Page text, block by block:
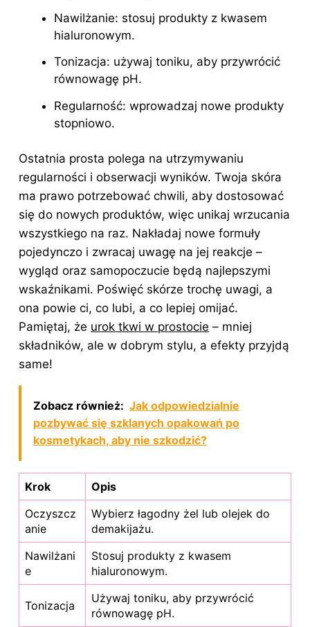
Nawilżanie: stosuj produkty z kwasem
hialuronowym.
Tonizacja: używaj toniku, aby przywrócić
równowagę pH.
Regularność: wprowadzaj nowe produkty
stopniowo.
Ostatnia prosta polega na utrzymywaniu
regularności i obserwacji wyników. Twoja skóra
ma prawo potrzebować chwili, aby dostosować
się do nowych produktów, więc unikaj wrzucania
wszystkiego na raz. Nakładaj nowe formuły
pojedynczo i zwracaj uwagę na jej reakcje –
wygląd oraz samopoczucie będą najlepszymi
wskaźnikami. Poświęć skórze trochę uwagi, a
ona powie ci, co lubi, a co lepiej omijać.
Pamiętaj, że urok tkwi w prostocie – mniej
składników, ale w dobrym stylu, a efekty przyjdą
same!
Zobacz również: Jak odpowiedzialnie
pozbywać się szklanych opakowań po
kosmetykach, aby nie szkodzić?
Krok
Opis
Oczyszcz
anie
Wybierz łagodny żel lub olejek do
demakijażu.
Nawilżani
e
Stosuj produkty z kwasem
hialuronowym.
Tonizacja
Używaj toniku, aby przywrócić
równowagę pH.